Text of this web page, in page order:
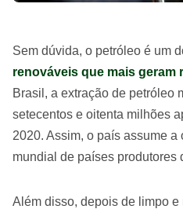
Sem dúvida, o petróleo é um
renováveis que mais geram
Brasil, a extração de petróleo
setecentos e oitenta milhões
2020. Assim, o país assume
mundial de países produtores
Além disso, depois de limpo